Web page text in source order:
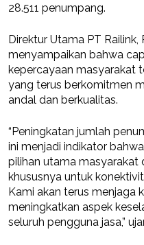
28.511 penumpang.
Direktur Utama PT
menyampaikan bahwa
kepercayaan masyarakat
yang terus berkomitmen
andal dan berkualitas.
“Peningkatan jumlah
ini menjadi indikator
pilihan utama masyarakat
khususnya untuk
Kami akan terus menjaga
meningkatkan aspek
seluruh pengguna jasa,”